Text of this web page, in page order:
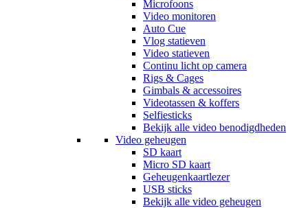
Microfoons
Video monitoren
Auto Cue
Vlog statieven
Video statieven
Continu licht op camera
Rigs & Cages
Gimbals & accessoires
Videotassen & koffers
Selfiesticks
Bekijk alle video benodigdheden
Video geheugen
SD kaart
Micro SD kaart
Geheugenkaartlezer
USB sticks
Bekijk alle video geheugen